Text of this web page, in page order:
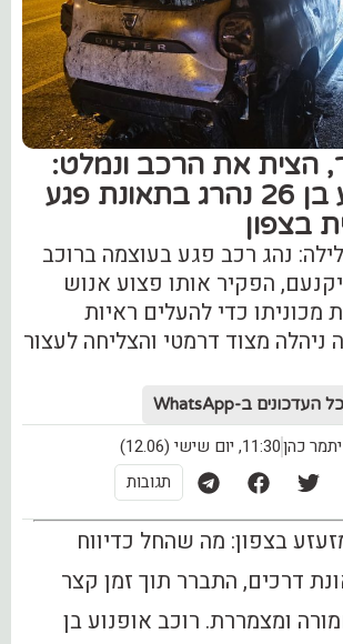
הצית את הרכב ונמלט:
רוכב אופנוע בן 26 נהרג בתאונת פגע
בצפון
נהג רכב פגע בעוצמה ברוכב
הפקיר אותו פצוע אנוש
כדי להעלים ראיות
מצוד דרמטי והצליחה לעצור
כל העדכונים ב-WhatsApp
כהן11:30, יום שישי (12.06)
תגובות
בצפון: מה שהחל כדיווח
דרכים, התברר תוך זמן קצר
ומצמררת. רוכב אופנוע בן